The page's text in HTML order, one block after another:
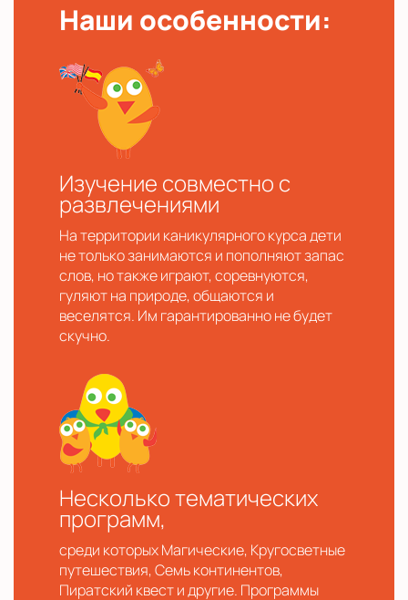
Наши особенности:
Изучение совместно с
развлечениями
На территории каникулярного курса дети
не только занимаются и пополняют запас
слов, но также играют, соревнуются,
гуляют на природе, общаются и
веселятся. Им гарантированно не будет
скучно.
Несколько тематических
программ,
среди которых Магические, Кругосветные
путешествия, Семь континентов,
Пиратский квест и другие. Программы